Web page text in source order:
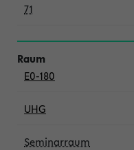
71
E0-180
UHG
Seminarraum